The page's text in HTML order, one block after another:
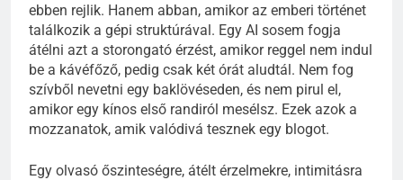
ebben rejlik. Hanem abban, amikor az emberi történet
találkozik a gépi struktúrával. Egy AI sosem fogja
átélni azt a storongató érzést, amikor reggel nem indul
be a kávéfőző, pedig csak két órát aludtál. Nem fog
szívből nevetni egy baklövéseden, és nem pirul el,
amikor egy kínos első randiról mesélsz. Ezek azok a
mozzanatok, amik valódivá tesznek egy blogot.
Egy olvasó őszinteségre, átélt érzelmekre, intimitásra